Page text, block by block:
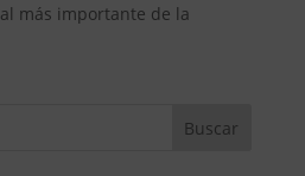
más importante de la